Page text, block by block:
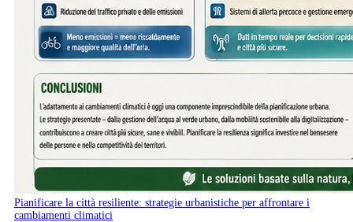
Pianificare la città resiliente: strategie urbanistiche per affrontare i
cambiamenti climatici